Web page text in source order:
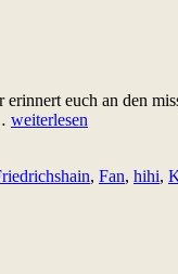
euch an den
Auf
Mumpelmonster-
weiterlesen
, Fan, hihi,